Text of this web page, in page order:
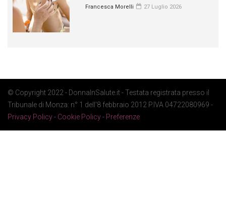
Francesca Morelli 27 Luglio 2026
© Copyright 2022 - DonnaInSalute.it - Testata registrata presso il
Tribunale di Monza: n° 1 dell'8 febbraio 2012 P.IVA 04722080969 -
Privacy Policy- Cookie Policy- Preferenze